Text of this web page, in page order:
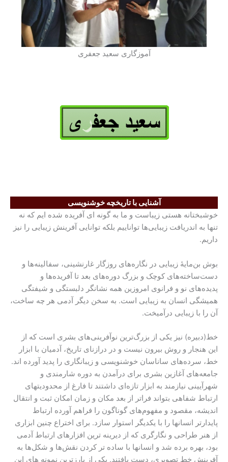
آموزگاری سعید جعفری
آشنایی با تاریخچه خوشنویسی
خوشبختانه هستی زیباست و ما به گونه ای آفریده شده ایم که نه
تنها به اندریافت زیبایی‌ها تواناییم بلکه توانایی آفرینش زیبایی را نیز
داریم.
بوش بن‌مایۀ زیبایی در نگاره‌های روزگار غارنشینی، سفالینه‌ها و
دست‌ساخته‌های کوچک و بزرگ دوره‌های بعد تا آفریده‌ها و
پدیده‌های نو و فرانوی امروزین همه نشانگر دلبستگی و شیفتگی
همیشگی انسان به زیبایی است. به سخن دیگر آدمی هر چه ساخت،
آن را با زیبایی درآمیخت.
خط(دبیره) نیز یکی از بزرگ‌ترین نوآفرینی‌های بشری است که از
این هنجار و روش بیرون نیست و در درازنای تاریخ، آدمیان با ابزار
خط، سرده‌های ساناسان خوشنویسی و زیبانگاری را پدید آورده اند.
جامعه‌های آغازین بشری برای درآمدن به دوره شارمندی و
شهرآیینی نیازمند به ابزار تازه‌ای داشتند تا فارغ از محدودیتهای
ارتباط شفاهی بتواند فراتر از بعد مکان و زمان امکان ثبت و انتقال
اندیشه، مقصود و مفهوم‌های گوناگون را فراهم آورده ارتباط
پایدارتر انسانها را با یکدیگر استوار سازد. برای اختراع چنین ابزاری
از هنر طراحی و نگارگری که از دیرینه ترین افزارهای ارتباط آدمی
بود، بهره برده شد و انسانها با ساده تر کردن نقش‌ها و شکل‌ها به
آفرینش خط تصویری، دست یافتند. یکی از بارزترین نمونه های این